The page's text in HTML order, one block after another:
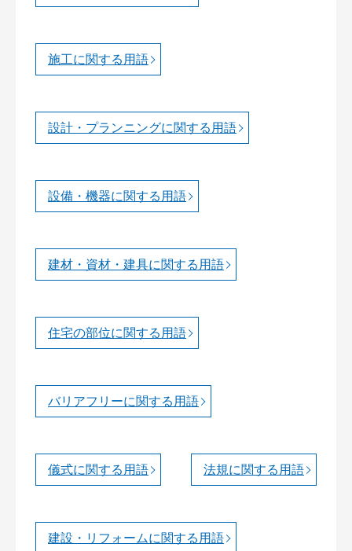
施工に関する用語
設計・プランニングに関する用語
設備・機器に関する用語
建材・資材・建具に関する用語
住宅の部位に関する用語
バリアフリーに関する用語
儀式に関する用語 法規に関する用語
建設・リフォームに関する用語